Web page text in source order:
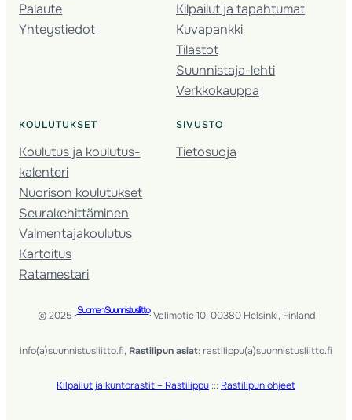
Palaute
Yhteystiedot
Kilpailut ja tapahtumat
Kuvapankki
Tilastot
Suunnistaja-lehti
Verkkokauppa
KOULUTUKSET
Koulutus ja koulutus­
kalenteri
Nuorison koulutukset
Seura­kehittäminen
Valmentaja­koulutus
Kartoitus
Ratamestari
SIVUSTO
Tietosuoja
© 2025 ·Suomen Suunnistusliitto· Valimotie 10, 00380 Helsinki, Finland
info(a)suunnistusliitto.fi, Rastilipun asiat: rastilippu(a)suunnistusliitto.fi
Kilpailut ja kuntorastit – Rastilippu ::: Rastilipun ohjeet